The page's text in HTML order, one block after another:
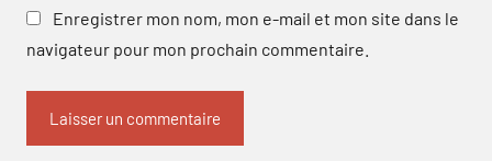
Enregistrer mon nom, mon e-mail et mon site dans le
navigateur pour mon prochain commentaire.